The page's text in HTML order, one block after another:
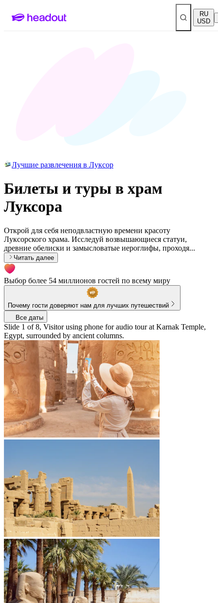
RU
USD
Лучшие развлечения в Луксор
Билеты и туры в храм
Луксора
Открой для себя неподвластную времени красоту
Луксорского храма. Исследуй возвышающиеся статуи,
древние обелиски и замысловатые иероглифы, проходя...
Читать далее
Выбор более 54 миллионов гостей по всему миру
Почему гости доверяют нам для лучших путешествий
Все даты
Slide 1 of 8, Visitor using phone for audio tour at Karnak Temple,
Egypt, surrounded by ancient columns.